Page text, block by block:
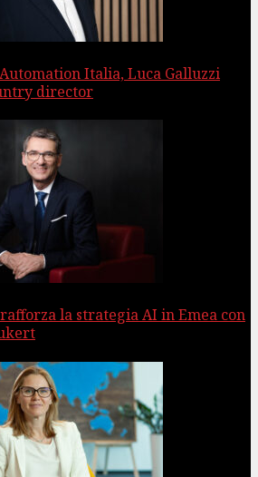
Italia, Luca Galluzzi
director
la strategia AI in Emea con